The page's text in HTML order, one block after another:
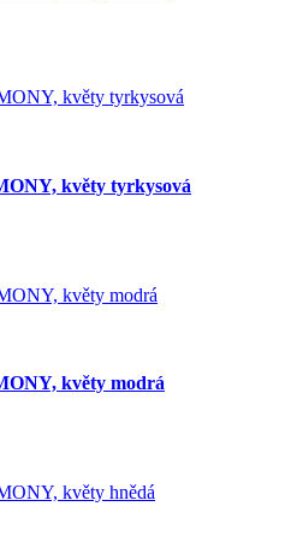
květy tyrkysová
květy modrá